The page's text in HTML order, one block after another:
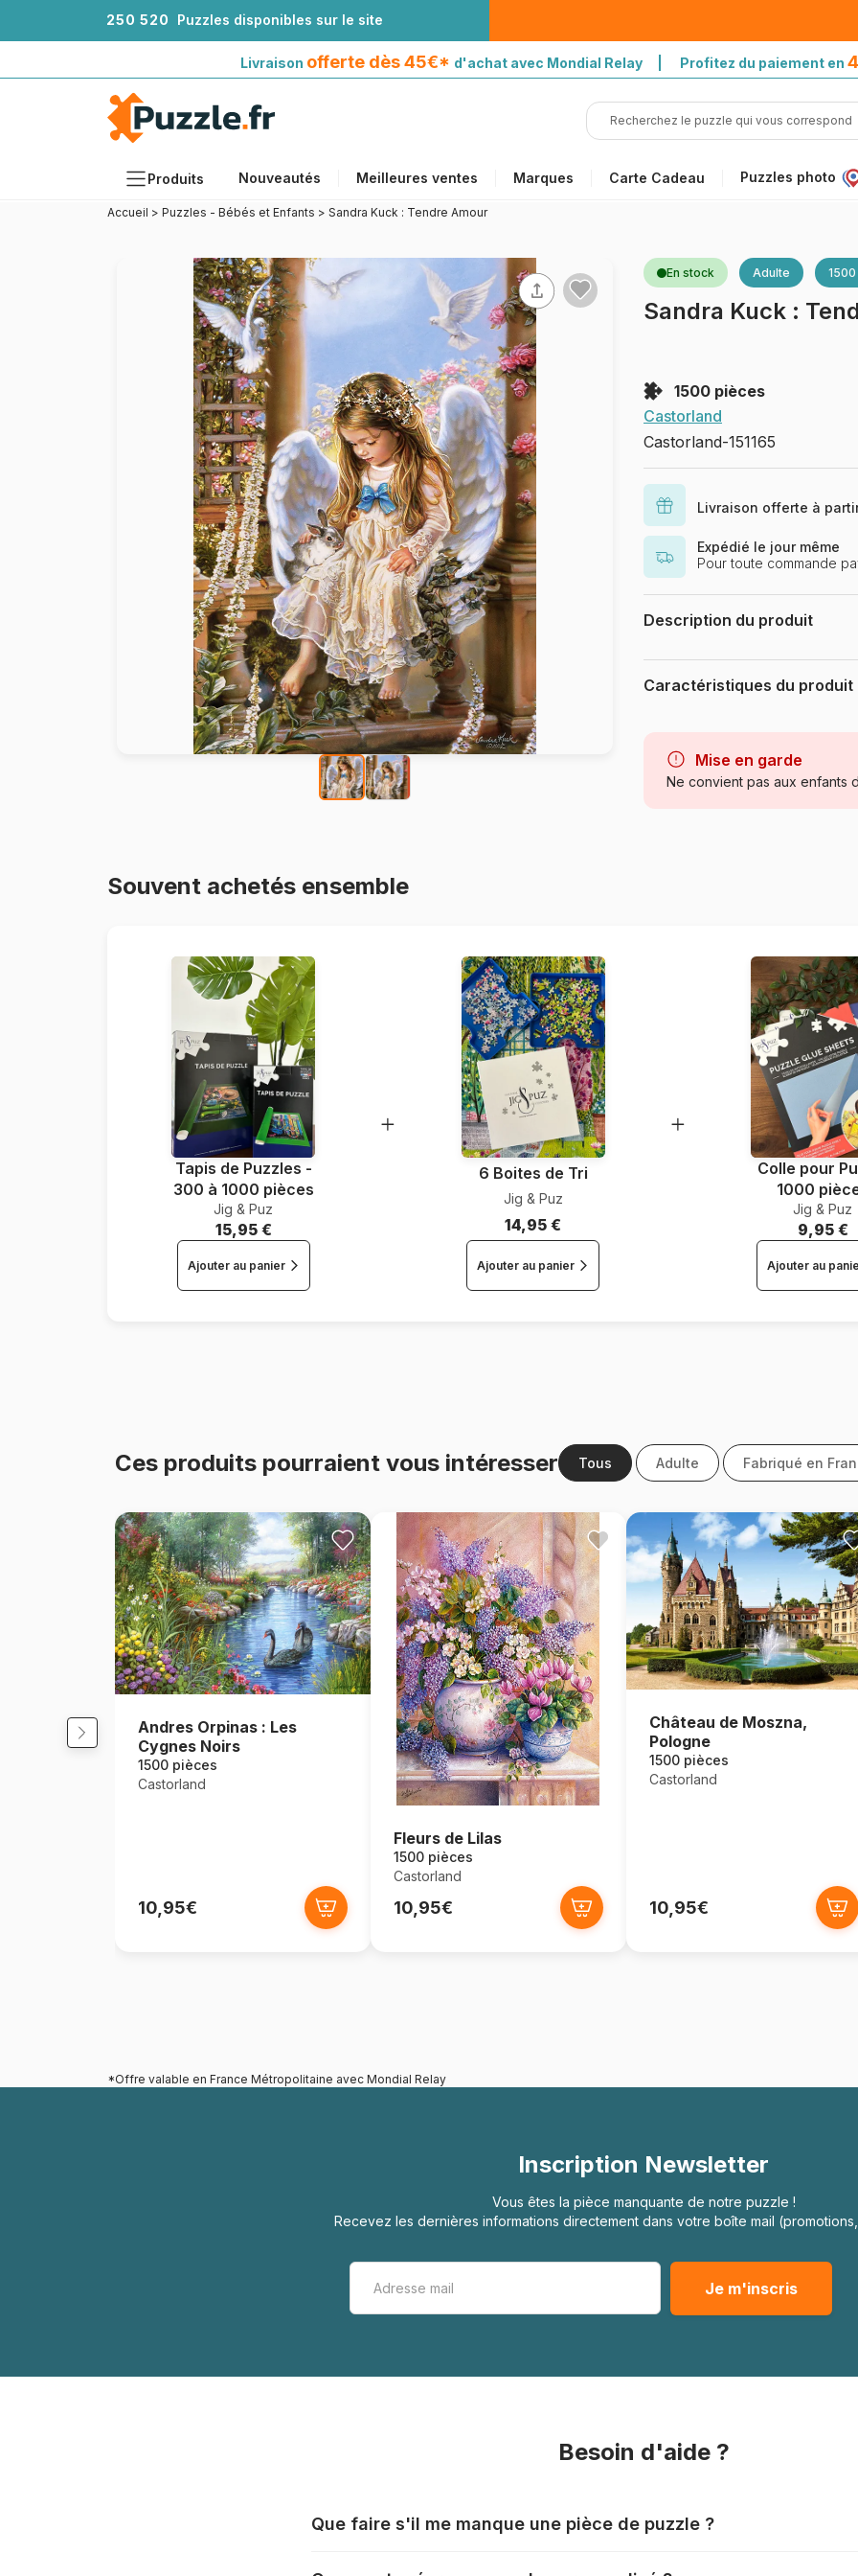
250 520 Puzzles disponibles sur le site
Livraison offerte dès 45€* d'achat avec Mondial Relay | Profitez du paiement en
Produits Nouveautés Meilleures ventes Marques Carte Cadeau Puzzles photo
Accessoires
Puzzles en bois
Peinture au numéro
avec Mondial Relay
Accueil > Puzzles - Bébés et Enfants > Sandra Kuck : Tendre Amour
En stock Adulte
Sandra Kuck :
1500 pièces
Castorland
Castorland-151165
Livraison offerte à
Expédié le jour même
Pour toute commande
Description du produit
Puzzle 1500 Teile Puzzlefläche :
Caractéristiques du produit
Catégorie
Nombre de pièces
Matière primaire
Mise en garde
Ne convient pas aux enfants
Souvent achetés ensemble
Tapis de Puzzles -
300 à 1000 pièces
Jig & Puz
15,95 €
Ajouter au panier
6 Boites de Tri
Jig & Puz
14,95 €
Ajouter au panier
Colle pour
1000
Jig & Puz
9,95 €
Ajouter au
Ces produits pourraient vous intéresser Tous Adulte Fabriqué en
Andres Orpinas : Les
Cygnes Noirs
1500 pièces
Castorland
10,95€
Fleurs de Lilas
1500 pièces
Castorland
10,95€
Château de Moszna,
Pologne
1500 pièces
Castorland
10,95€
*Offre valable en France Métropolitaine avec Mondial Relay
Inscription Newsletter
Vous êtes la pièce manquante de notre puzzle !
Recevez les dernières informations directement dans votre boîte mail
Besoin d'aide ?
Que faire s'il me manque une pièce de puzzle ?